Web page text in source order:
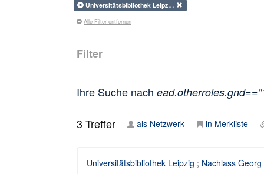
Universitätsbibliothek Leipz…
Alle Filter entfernen
Filter
Ihre Suche nach
3 Treffer als Netzwerk in Merkliste
Universitätsbibliothek Leipzig ; Nachlass